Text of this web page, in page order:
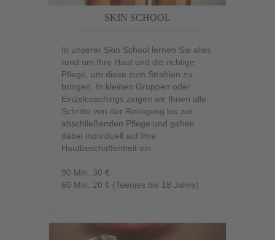
SKIN SCHOOL
In unserer Skin School lernen Sie alles
rund um Ihre Haut und die richtige
Pflege, um diese zum Strahlen zu
bringen. In kleinen Gruppen oder
Einzelcoachings zeigen wir Ihnen alle
Schritte von der Reinigung bis zur
abschließenden Pflege und gehen
dabei individuell auf Ihre
Hautbeschaffenheit ein.
90 Min. 30 €
60 Min. 20 € (Teenies bis 18 Jahre)